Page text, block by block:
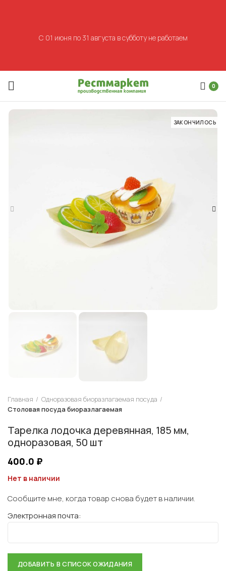
0
ЗАКОНЧИЛОСЬ
Главная
Одноразовая биоразлагаемая посуда
Столовая посуда биоразлагаемая
Тарелка лодочка деревянная, 185 мм,
одноразовая, 50 шт
400.0 ₽
Нет в наличии
Сообщите мне, когда товар снова будет в наличии.
Электронная почта:
С 01 июня по 31 августа в субботу не работаем